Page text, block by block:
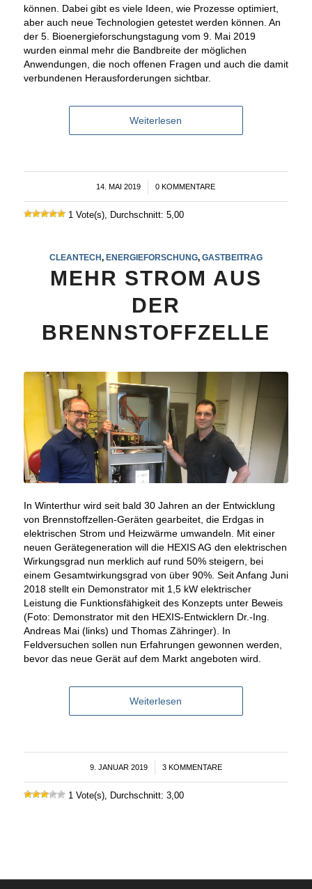
können. Dabei gibt es viele Ideen, wie Prozesse optimiert,
aber auch neue Technologien getestet werden können. An
der 5. Bioenergieforschungstagung vom 9. Mai 2019
wurden einmal mehr die Bandbreite der möglichen
Anwendungen, die noch offenen Fragen und auch die damit
verbundenen Herausforderungen sichtbar.
Weiterlesen
14. MAI 2019
/ 0 KOMMENTARE
1 Vote(s), Durchschnitt: 5,00
CLEANTECH, ENERGIEFORSCHUNG, GASTBEITRAG
MEHR STROM AUS
DER
BRENNSTOFFZELLE
In Winterthur wird seit bald 30 Jahren an der Entwicklung
von Brennstoffzellen-Geräten gearbeitet, die Erdgas in
elektrischen Strom und Heizwärme umwandeln. Mit einer
neuen Gerätegeneration will die HEXIS AG den elektrischen
Wirkungsgrad nun merklich auf rund 50% steigern, bei
einem Gesamtwirkungsgrad von über 90%. Seit Anfang Juni
2018 stellt ein Demonstrator mit 1,5 kW elektrischer
Leistung die Funktionsfähigkeit des Konzepts unter Beweis
(Foto: Demonstrator mit den HEXIS-Entwicklern Dr.-Ing.
Andreas Mai (links) und Thomas Zähringer). In
Feldversuchen sollen nun Erfahrungen gewonnen werden,
bevor das neue Gerät auf dem Markt angeboten wird.
Weiterlesen
9. JANUAR 2019
/ 3 KOMMENTARE
1 Vote(s), Durchschnitt: 3,00